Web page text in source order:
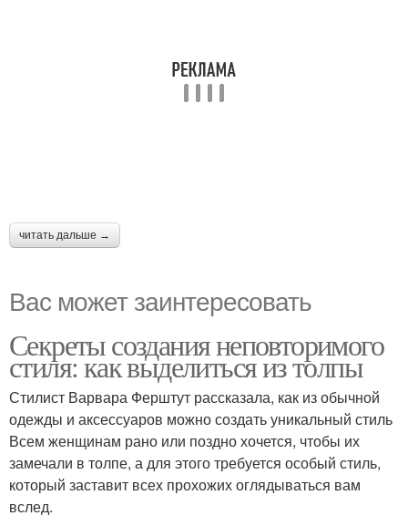
читать дальше →
Вас может заинтересовать
Секреты создания неповторимого
стиля: как выделиться из толпы
Стилист Варвара Ферштут рассказала, как из обычной
одежды и аксессуаров можно создать уникальный стиль
Всем женщинам рано или поздно хочется, чтобы их
замечали в толпе, а для этого требуется особый стиль,
который заставит всех прохожих оглядываться вам
вслед.